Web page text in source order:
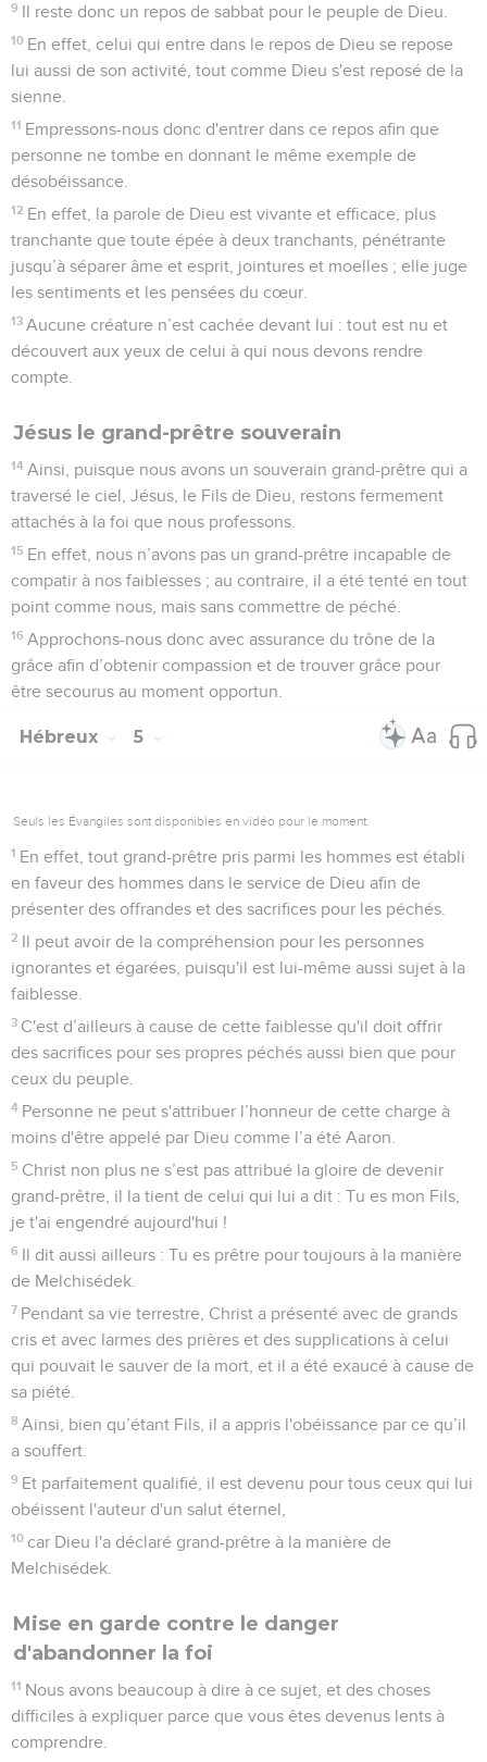
9 Il reste donc un repos de sabbat pour le peuple de Dieu.
10 En effet, celui qui entre dans le repos de Dieu se repose
lui aussi de son activité, tout comme Dieu s'est reposé de la
sienne.
11 Empressons-nous donc d'entrer dans ce repos afin que
personne ne tombe en donnant le même exemple de
désobéissance.
12 En effet, la parole de Dieu est vivante et efficace, plus
tranchante que toute épée à deux tranchants, pénétrante
jusqu’à séparer âme et esprit, jointures et moelles ; elle juge
les sentiments et les pensées du cœur.
13 Aucune créature n’est cachée devant lui : tout est nu et
découvert aux yeux de celui à qui nous devons rendre
compte.
Jésus le grand-prêtre souverain
14 Ainsi, puisque nous avons un souverain grand-prêtre qui a
traversé le ciel, Jésus, le Fils de Dieu, restons fermement
attachés à la foi que nous professons.
15 En effet, nous n’avons pas un grand-prêtre incapable de
compatir à nos faiblesses ; au contraire, il a été tenté en tout
point comme nous, mais sans commettre de péché.
16 Approchons-nous donc avec assurance du trône de la
grâce afin d’obtenir compassion et de trouver grâce pour
être secourus au moment opportun.
Hébreux 5
Seuls les Évangiles sont disponibles en vidéo pour le moment.
1 En effet, tout grand-prêtre pris parmi les hommes est établi
en faveur des hommes dans le service de Dieu afin de
présenter des offrandes et des sacrifices pour les péchés.
2 Il peut avoir de la compréhension pour les personnes
ignorantes et égarées, puisqu'il est lui-même aussi sujet à la
faiblesse.
3 C'est d’ailleurs à cause de cette faiblesse qu'il doit offrir
des sacrifices pour ses propres péchés aussi bien que pour
ceux du peuple.
4 Personne ne peut s'attribuer l’honneur de cette charge à
moins d'être appelé par Dieu comme l’a été Aaron.
5 Christ non plus ne s’est pas attribué la gloire de devenir
grand-prêtre, il la tient de celui qui lui a dit : Tu es mon Fils,
je t'ai engendré aujourd'hui !
6 Il dit aussi ailleurs : Tu es prêtre pour toujours à la manière
de Melchisédek.
7 Pendant sa vie terrestre, Christ a présenté avec de grands
cris et avec larmes des prières et des supplications à celui
qui pouvait le sauver de la mort, et il a été exaucé à cause de
sa piété.
8 Ainsi, bien qu’étant Fils, il a appris l'obéissance par ce qu’il
a souffert.
9 Et parfaitement qualifié, il est devenu pour tous ceux qui lui
obéissent l'auteur d'un salut éternel,
10 car Dieu l'a déclaré grand-prêtre à la manière de
Melchisédek.
Mise en garde contre le danger
d'abandonner la foi
11 Nous avons beaucoup à dire à ce sujet, et des choses
difficiles à expliquer parce que vous êtes devenus lents à
comprendre.